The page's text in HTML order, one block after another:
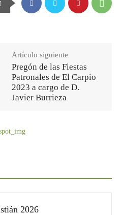
Artículo siguiente
Pregón de las Fiestas
Patronales de El Carpio
2023 a cargo de D.
Javier Burrieza
2026